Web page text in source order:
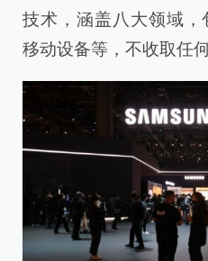
技术，涵盖八大领域
移动设备等，不收取任